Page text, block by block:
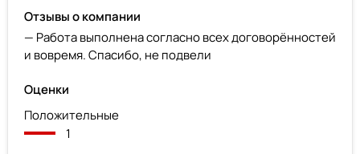
Отзывы о компании
— Работа выполнена согласно всех договорённостей
и вовремя. Спасибо, не подвели
Оценки
Положительные
1